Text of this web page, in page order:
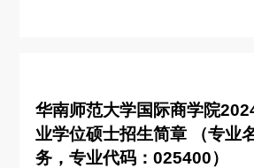
华南师范大学国际商学院
业学位硕士招生简章 （专业
务，专业代码：025400）